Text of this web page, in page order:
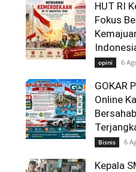
HUT RI
Fokus
opini 6
GOKAR
Online
Bisnis 6
Kepala